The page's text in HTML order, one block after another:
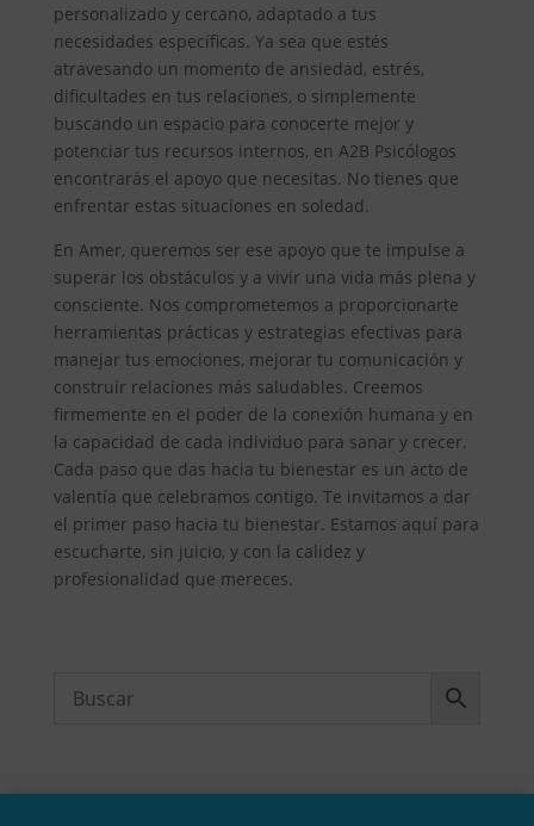
personalizado y cercano, adaptado a tus
necesidades específicas. Ya sea que estés
atravesando un momento de ansiedad, estrés,
dificultades en tus relaciones, o simplemente
buscando un espacio para conocerte mejor y
potenciar tus recursos internos, en A2B Psicólogos
encontrarás el apoyo que necesitas. No tienes que
enfrentar estas situaciones en soledad.
En Amer, queremos ser ese apoyo que te impulse a
superar los obstáculos y a vivir una vida más plena y
consciente. Nos comprometemos a proporcionarte
herramientas prácticas y estrategias efectivas para
manejar tus emociones, mejorar tu comunicación y
construir relaciones más saludables. Creemos
firmemente en el poder de la conexión humana y en
la capacidad de cada individuo para sanar y crecer.
Cada paso que das hacia tu bienestar es un acto de
valentía que celebramos contigo. Te invitamos a dar
el primer paso hacia tu bienestar. Estamos aquí para
escucharte, sin juicio, y con la calidez y
profesionalidad que mereces.